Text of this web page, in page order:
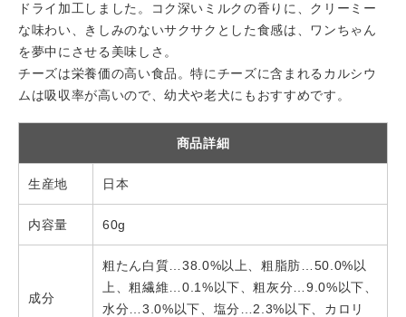
ドライ加工しました。コク深いミルクの香りに、クリーミー
な味わい、きしみのないサクサクとした食感は、ワンちゃん
を夢中にさせる美味しさ。
チーズは栄養価の高い食品。特にチーズに含まれるカルシウ
ムは吸収率が高いので、幼犬や老犬にもおすすめです。
商品詳細
生産地 日本
内容量 60g
成分
粗たん白質…38.0%以上、粗脂肪…50.0%以
上、粗繊維…0.1%以下、粗灰分…9.0%以下、
水分…3.0%以下、塩分…2.3%以下、カロリ